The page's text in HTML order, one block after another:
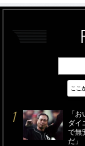
最新
「
ダイ
で無
だ」
ここ